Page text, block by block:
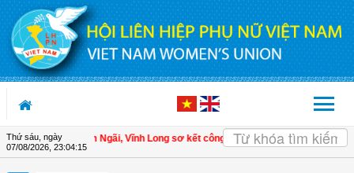
Truy cập nội dung luôn
Thứ sáu, ngày
07/08/2026, 23:04:16
LHPN xã Tam Ngãi, Vĩnh Long sơ kết công tác Hội và phong trào phụ nữ 6